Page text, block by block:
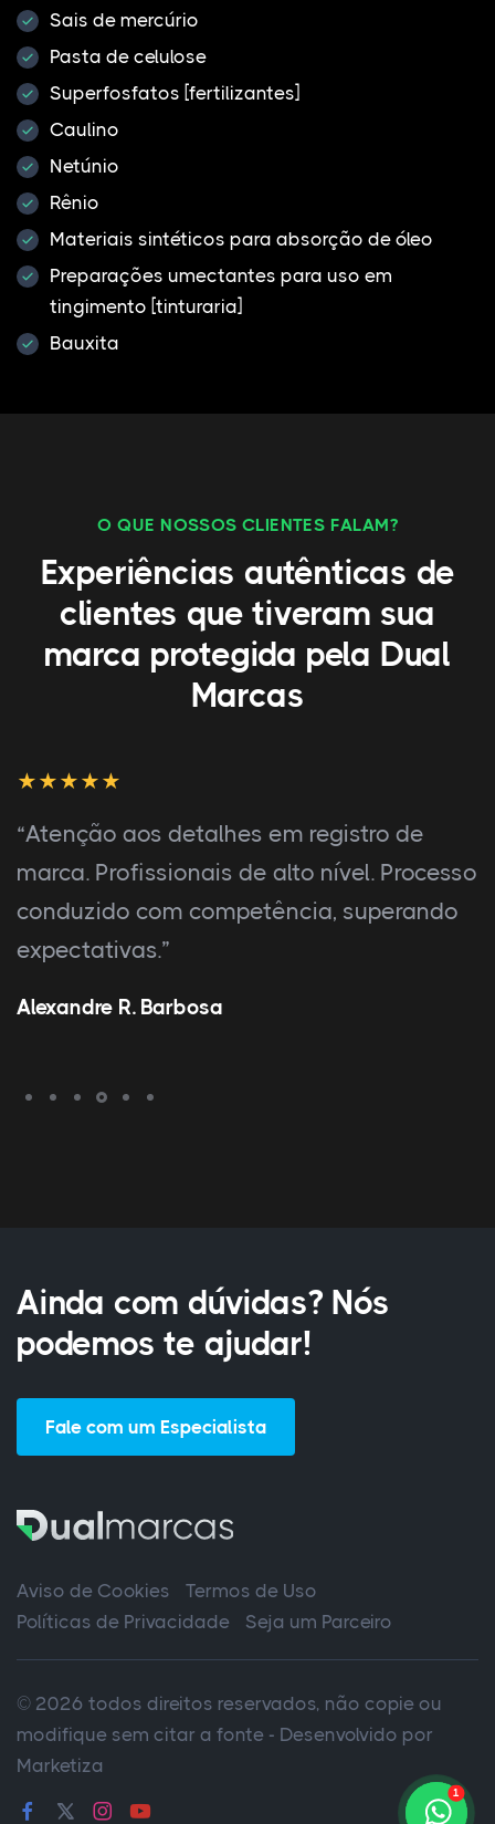
Sais de mercúrio
Pasta de celulose
Superfosfatos [fertilizantes]
Caulino
Netúnio
Rênio
Materiais sintéticos para absorção de óleo
Preparações umectantes para uso em
tingimento [tinturaria]
Bauxita
O QUE NOSSOS CLIENTES FALAM?
Experiências autênticas de
clientes que tiveram sua
marca protegida pela Dual
Marcas
“Atenção aos detalhes em registro de
marca. Profissionais de alto nível. Processo
conduzido com competência, superando
expectativas.”
Alexandre R. Barbosa
Ainda com dúvidas? Nós
podemos te ajudar!
Fale com um Especialista
Aviso de Cookies
Termos de Uso
Políticas de Privacidade
Seja um Parceiro
© 2026 todos direitos reservados, não copie ou
modifique sem citar a fonte - Desenvolvido por
Marketiza
1